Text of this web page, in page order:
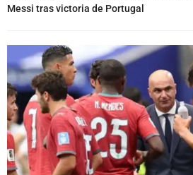
Messi tras victoria de Portugal